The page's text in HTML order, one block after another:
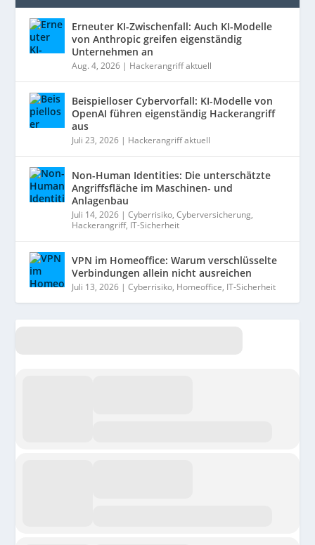
Erneuter KI-Zwischenfall: Auch KI-Modelle
von Anthropic greifen eigenständig
Unternehmen an
Aug. 4, 2026 | Hackerangriff aktuell
Beispielloser Cybervorfall: KI-Modelle von
OpenAI führen eigenständig Hackerangriff
aus
Juli 23, 2026 | Hackerangriff aktuell
Non-Human Identities: Die unterschätzte
Angriffsfläche im Maschinen- und
Anlagenbau
Juli 14, 2026 |Cyberrisiko,Cyberversicherung,
Hackerangriff, IT-Sicherheit
VPN im Homeoffice: Warum verschlüsselte
Verbindungen allein nicht ausreichen
Juli 13, 2026 |Cyberrisiko, Homeoffice, IT-Sicherheit